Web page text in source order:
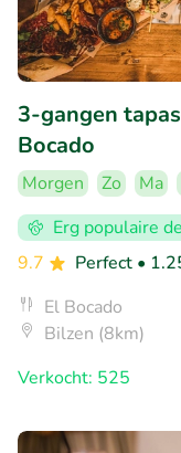
3-gangen
Bocado
Morgen Zo Ma
Erg populaire
9.7
Perfect •
El Bocado
Bilzen (8km)
Verkocht: 525